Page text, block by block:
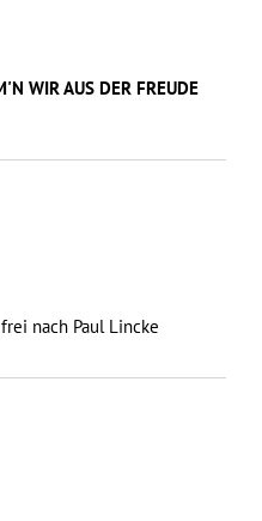
WIR AUS DER FREUDE
nach Paul Lincke